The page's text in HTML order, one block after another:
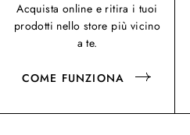
Acquista online e ritira i tuoi
prodotti nello store più vicino
a te.
COME FUNZIONA